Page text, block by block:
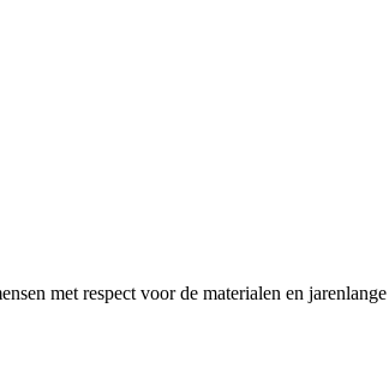
met respect voor de materialen en